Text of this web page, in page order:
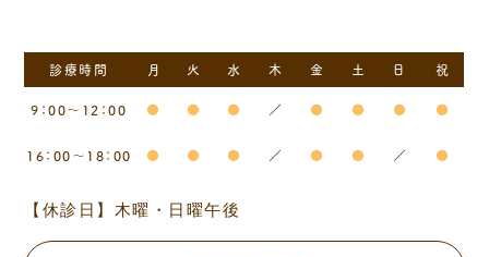
診療時間 月 火 水 木 金 土 日 祝
9：00～12：00 ● ● ● ／ ● ● ● ●
16：00～18：00 ● ● ● ／ ● ● ／ ●
【休診日】木曜・日曜午後